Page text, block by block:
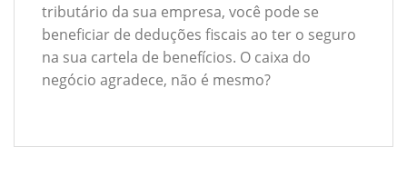
tributário da sua empresa, você pode se
beneficiar de deduções fiscais ao ter o seguro
na sua cartela de benefícios. O caixa do
negócio agradece, não é mesmo?